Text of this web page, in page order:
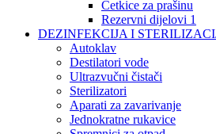
Četkice za prašinu
Rezervni dijelovi 1
DEZINFEKCIJA I
Autoklav
Destilatori vode
Ultrazvučni čistači
Sterilizatori
Aparati za zavarivanje
Jednokratne rukavice